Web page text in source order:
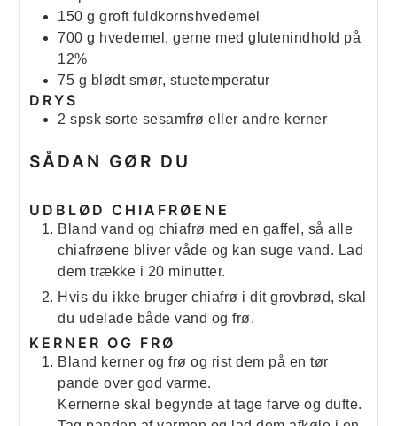
150 g groft fuldkornshvedemel
700 g hvedemel, gerne med glutenindhold på
12%
75 g blødt smør, stuetemperatur
DRYS
2 spsk sorte sesamfrø eller andre kerner
SÅDAN GØR DU
UDBLØD CHIAFRØENE
Bland vand og chiafrø med en gaffel, så alle
chiafrøene bliver våde og kan suge vand. Lad
dem trække i 20 minutter.
Hvis du ikke bruger chiafrø i dit grovbrød, skal
du udelade både vand og frø.
KERNER OG FRØ
Bland kerner og frø og rist dem på en tør
pande over god varme.
Kernerne skal begynde at tage farve og dufte.